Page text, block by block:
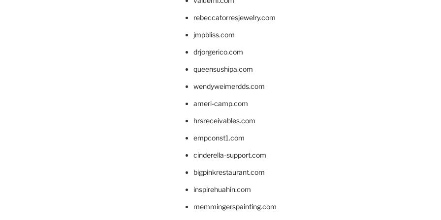
rebeccatorresjewelry.com
jmpbliss.com
drjorgerico.com
queensushipa.com
wendyweimerdds.com
ameri-camp.com
hrsreceivables.com
empconst1.com
cinderella-support.com
bigpinkrestaurant.com
inspirehuahin.com
memmingerspainting.com